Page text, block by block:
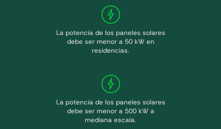
La potencia de los paneles solares
debe ser menor a 50 kW en
residencias.
La potencia de los paneles solares
debe ser menor a 500 kW a
mediana escala.